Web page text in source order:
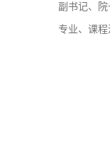
副书记、
专业、课程